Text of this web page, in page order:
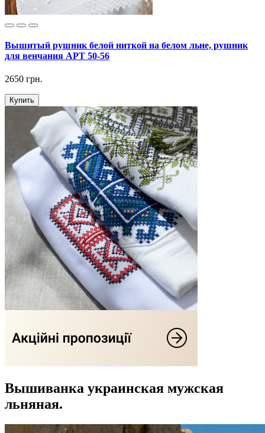
Вышитый рушник белой ниткой на белом льне, рушник
для венчания АРТ 50-56
2650 грн.
Купить
Вышиванка украинская мужская
льняная.